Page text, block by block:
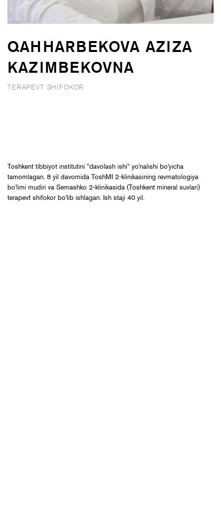
QAHHARBEKOVA AZIZA
KAZIMBEKOVNA
TERAPEVT SHIFOKOR
Toshkent tibbiyot institutini "davolash ishi" yo'nalishi bo'yicha
tamomlagan. 8 yil davomida ToshMI 2-klinikasining revmatologiya
bo'limi mudiri va Semashko 2-klinikasida (Toshkent mineral suvlari)
terapevt shifokor bo'lib ishlagan. Ish staji 40 yil.